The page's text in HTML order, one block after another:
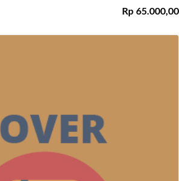
Rp 65.000,00